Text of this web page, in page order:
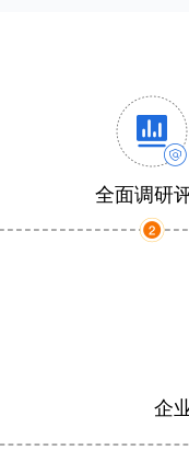
全面调研
企